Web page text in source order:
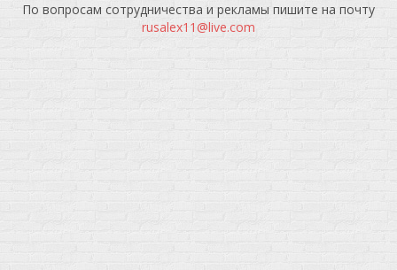
По вопросам сотрудничества и рекламы пишите на почту
rusalex11@live.com